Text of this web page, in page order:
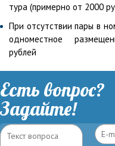
тура (примерно от 2000
При отсутствии пары в
одноместное
рублей
Есть вопрос?
Задайте!